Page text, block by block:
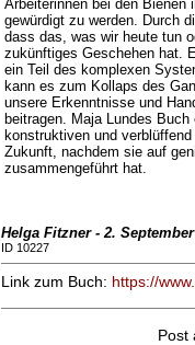
Arbeiterinnen bei den Bienen
gewürdigt zu werden. Durch
dass das, was wir heute tun
zukünftiges Geschehen hat.
ein Teil des komplexen
kann es zum Kollaps des
unsere Erkenntnisse und
beitragen. Maja Lundes
konstruktiven und
Zukunft, nachdem sie auf
zusammengeführt hat.
Helga Fitzner - 2. September
ID 10227
Link zum Buch: https://
Post